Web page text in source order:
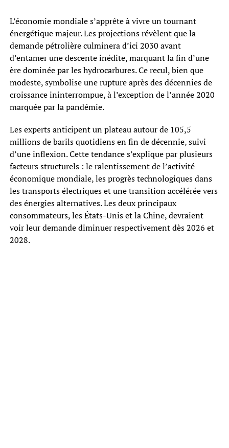
L’économie mondiale s’apprête à vivre un tournant
énergétique majeur. Les projections révèlent que la
demande pétrolière culminera d’ici 2030 avant
d’entamer une descente inédite, marquant la fin d’une
ère dominée par les hydrocarbures. Ce recul, bien que
modeste, symbolise une rupture après des décennies de
croissance ininterrompue, à l’exception de l’année 2020
marquée par la pandémie.
Les experts anticipent un plateau autour de 105,5
millions de barils quotidiens en fin de décennie, suivi
d’une inflexion. Cette tendance s’explique par plusieurs
facteurs structurels : le ralentissement de l’activité
économique mondiale, les progrès technologiques dans
les transports électriques et une transition accélérée vers
des énergies alternatives. Les deux principaux
consommateurs, les États-Unis et la Chine, devraient
voir leur demande diminuer respectivement dès 2026 et
2028.